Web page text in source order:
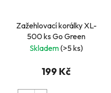
Zažehlovací korálky XL-
500 ks Go Green
Skladem(>5 ks)
199 Kč